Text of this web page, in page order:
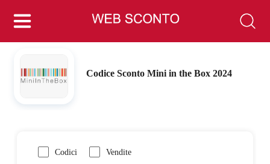
Codice Sconto Mini in the Box 2024
Codici Vendite